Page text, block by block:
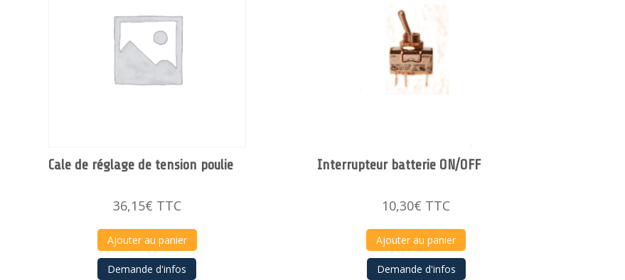
Cale de réglage de tension poulie
36,15€ TTC
Ajouter au panier
Demande d'infos
Interrupteur batterie ON/OFF
10,30€ TTC
Ajouter au panier
Demande d'infos